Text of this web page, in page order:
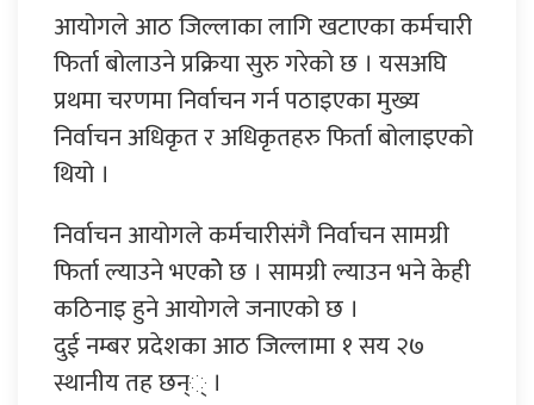
आयोगले आठ जिल्लाका लागि खटाएका कर्मचारी
फिर्ता बोलाउने प्रक्रिया सुरु गरेको छ । यसअघि
प्रथमा चरणमा निर्वाचन गर्न पठाइएका मुख्य
निर्वाचन अधिकृत र अधिकृतहरु फिर्ता बोलाइएको
थियो ।
निर्वाचन आयोगले कर्मचारीसंगै निर्वाचन सामग्री
फिर्ता ल्याउने भएकोे छ । सामग्री ल्याउन भने केही
कठिनाइ हुने आयोगले जनाएको छ ।
दुई नम्बर प्रदेशका आठ जिल्लामा १ सय २७
स्थानीय तह छन्् ।